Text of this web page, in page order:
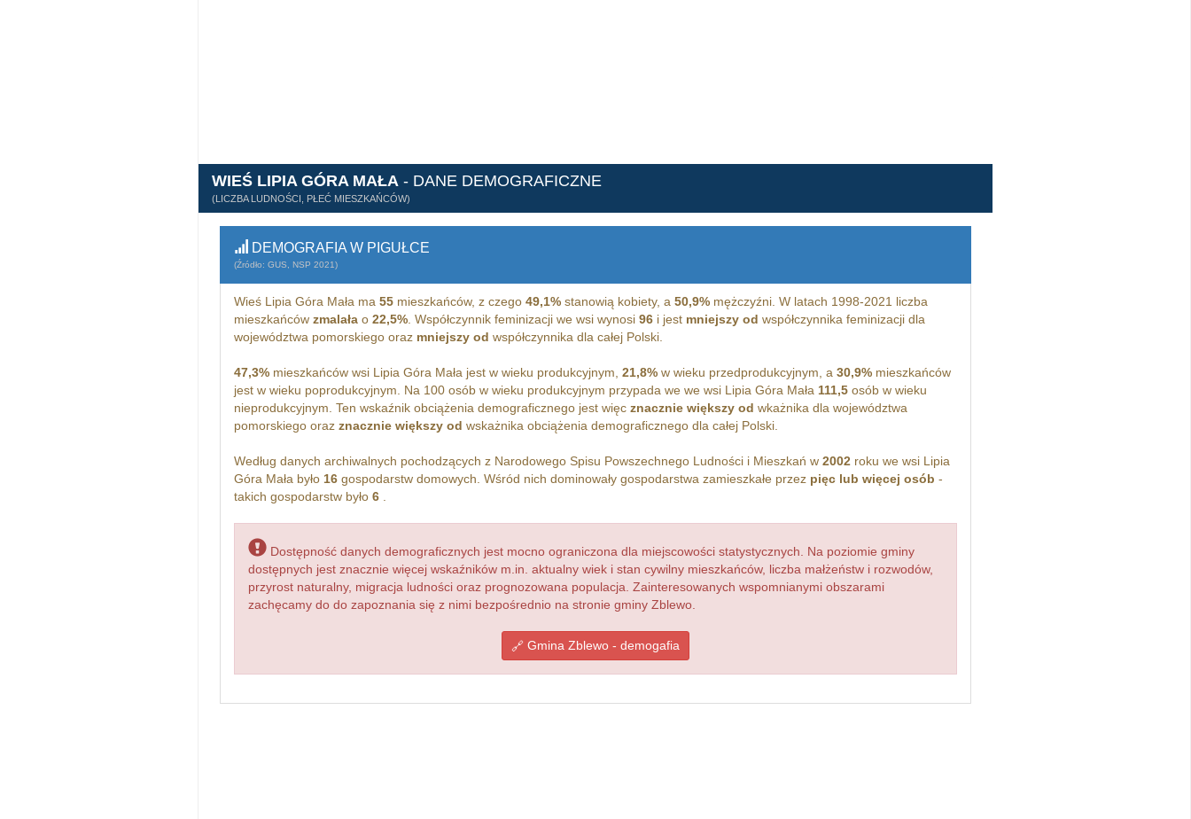
WIEŚ LIPIA GÓRA MAŁA - DANE DEMOGRAFICZNE
(LICZBA LUDNOŚCI, PŁEĆ MIESZKAŃCÓW)
DEMOGRAFIA W PIGUŁCE
(Źródło: GUS, NSP 2021)
Wieś Lipia Góra Mała ma 55mieszkańców, z czego 49,1%stanowią kobiety, a 50,9%mężczyźni. W latach 1998-2021 liczba
mieszkańców zmalałao 22,5%. Współczynnik feminizacji we wsi wynosi 96i jest mniejszy od współczynnika feminizacji dla
województwa pomorskiego oraz mniejszy od współczynnika dla całej Polski.
47,3%mieszkańców wsi Lipia Góra Mała jest w wieku produkcyjnym, 21,8%w wieku przedprodukcyjnym, a 30,9%mieszkańców
jest w wieku poprodukcyjnym. Na 100 osób w wieku produkcyjnym przypada we we wsi Lipia Góra Mała 111,5osób w wieku
nieprodukcyjnym. Ten wskaźnik obciążenia demograficznego jest więc znacznie większy od wkażnika dla województwa
pomorskiego oraz znacznie większy od wskażnika obciążenia demograficznego dla całej Polski.
Według danych archiwalnych pochodzących z Narodowego Spisu Powszechnego Ludności i Mieszkań w 2002roku we wsi Lipia
Góra Mała było 16gospodarstw domowych. Wśród nich dominowały gospodarstwa zamieszkałe przez pięc lub więcej osób -
takich gospodarstw było 6.
Dostępność danych demograficznych jest mocno ograniczona dla miejscowości statystycznych. Na poziomie gminy
dostępnych jest znacznie więcej wskaźników m.in. aktualny wiek i stan cywilny mieszkańców, liczba małżeństw i rozwodów,
przyrost naturalny, migracja ludności oraz prognozowana populacja. Zainteresowanych wspomnianymi obszarami
zachęcamy do do zapoznania się z nimi bezpośrednio na stronie gminy Zblewo.
Gmina Zblewo - demogafia